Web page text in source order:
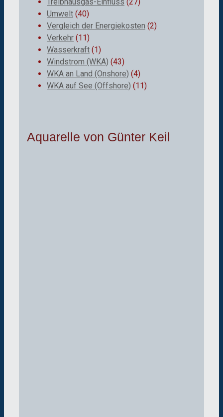
Umwelt (40)
Vergleich der Energiekosten (2)
Verkehr (11)
Wasserkraft (1)
Windstrom (WKA) (43)
WKA an Land (Onshore) (4)
WKA auf See (Offshore) (11)
Aquarelle von Günter Keil